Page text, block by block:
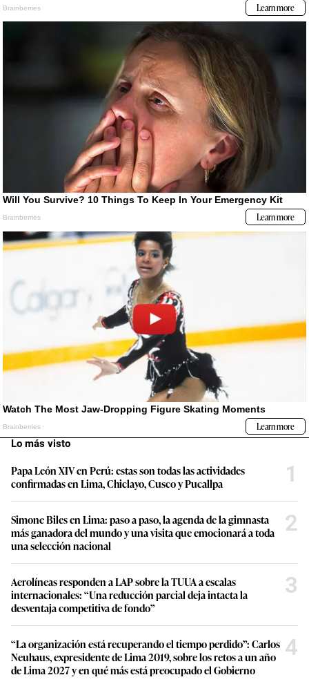
Lo más visto
Papa León XIV en Perú: estas son todas las actividades
confirmadas en Lima, Chiclayo, Cusco y Pucallpa
1
Simone Biles en Lima: paso a paso, la agenda de la gimnasta
más ganadora del mundo y una visita que emocionará a toda
una selección nacional
2
Aerolíneas responden a LAP sobre la TUUA a escalas
internacionales: “Una reducción parcial deja intacta la
desventaja competitiva de fondo”
3
“La organización está recuperando el tiempo perdido”: Carlos
Neuhaus, expresidente de Lima 2019, sobre los retos a un año
de Lima 2027 y en qué más está preocupado el Gobierno
4